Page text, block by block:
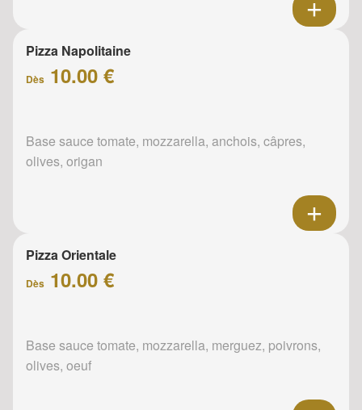
Pizza Napolitaine
Dès 10.00 €
Base sauce tomate, mozzarella, anchois, câpres,
olives, origan
Pizza Orientale
Dès 10.00 €
Base sauce tomate, mozzarella, merguez, poivrons,
olives, oeuf